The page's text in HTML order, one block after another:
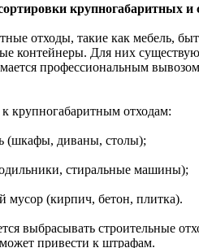
крупногабаритных и
отходы, такие как мебель,
контейнеры. Для них
профессиональным
к крупногабаритным отходам:
(шкафы, диваны, столы);
стиральные машины);
мусор (кирпич, бетон, плитка).
выбрасывать строительные
привести к штрафам.